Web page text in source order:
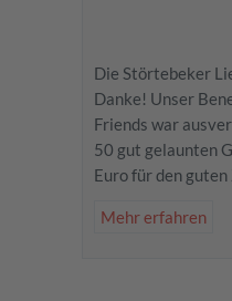
Die Störtebeker
Danke! Unser
Friends war
50 gut gelaunten
Euro für den guten
Mehr erfahren